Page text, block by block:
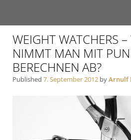
WEIGHT WATCHERS –
NIMMT MAN MIT
BERECHNEN AB?
Published 7. September 2012 byArnulf